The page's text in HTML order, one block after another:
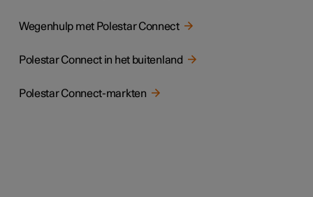
Wegenhulp met Polestar Connect
Polestar Connect in het buitenland
Polestar Connect-markten